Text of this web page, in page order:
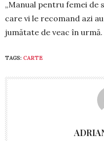
„Manual pentru femei de
care vi le recomand azi
jumătate de veac în urmă.
TAGS: CARTE